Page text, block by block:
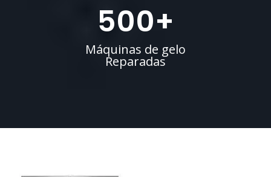
500+
Máquinas de gelo
Reparadas